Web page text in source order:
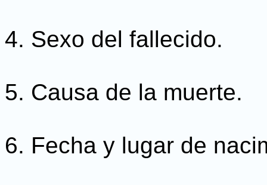
4. Sexo del fallecido.
5. Causa de la muerte.
6. Fecha y lugar de